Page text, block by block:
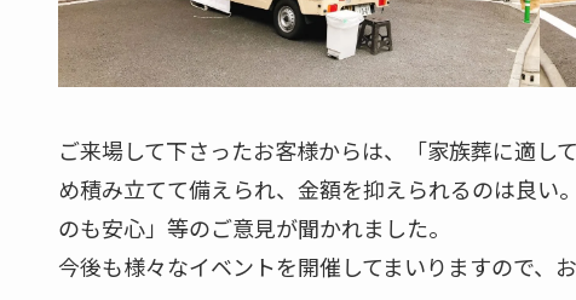
ご来場して下さったお客様からは、「家族葬に適し
め積み立てて備えられ、金額を抑えられるのは良い
のも安心」等のご意見が聞かれました。
今後も様々なイベントを開催してまいりますので、